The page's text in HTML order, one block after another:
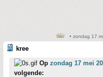
• zondag 17
kree
Op zondag 17 mei
volgende: